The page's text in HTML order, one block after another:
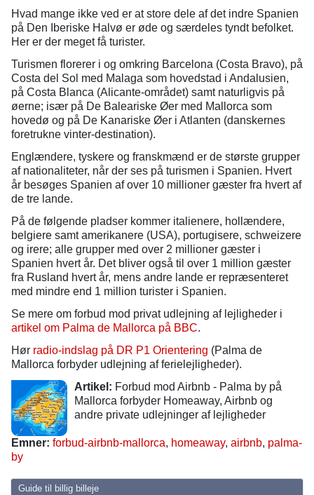
Guide til billig billeje
Hvad mange ikke ved er at store dele af det indre Spanien
på Den Iberiske Halvø er øde og særdeles tyndt befolket.
Her er der meget få turister.
Turismen florerer i og omkring Barcelona (Costa Bravo), på
Costa del Sol med Malaga som hovedstad i Andalusien,
på Costa Blanca (Alicante-området) samt naturligvis på
øerne; især på De Baleariske Øer med Mallorca som
hovedø og på De Kanariske Øer i Atlanten (danskernes
foretrukne vinter-destination).
Englændere, tyskere og franskmænd er de største grupper
af nationaliteter, når der ses på turismen i Spanien. Hvert
år besøges Spanien af over 10 millioner gæster fra hvert af
de tre lande.
På de følgende pladser kommer italienere, hollændere,
belgiere samt amerikanere (USA), portugisere, schweizere
og irere; alle grupper med over 2 millioner gæster i
Spanien hvert år. Det bliver også til over 1 million gæster
fra Rusland hvert år, mens andre lande er repræsenteret
med mindre end 1 million turister i Spanien.
Se mere om forbud mod privat udlejning af lejligheder i
artikel om Palma de Mallorca på BBC.
Hør radio-indslag på DR P1 Orientering (Palma de
Mallorca forbyder udlejning af ferielejligheder).
Artikel: Forbud mod Airbnb - Palma by på
Mallorca forbyder Homeaway, Airbnb og
andre private udlejninger af lejligheder
Emner: forbud-airbnb-mallorca, homeaway, airbnb, palma-
by